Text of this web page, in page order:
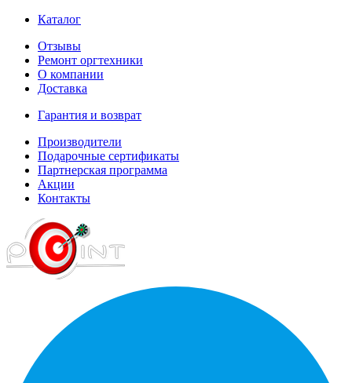
Каталог
Отзывы
Ремонт оргтехники
О компании
Доставка
Гарантия и возврат
Производители
Подарочные сертификаты
Партнерская программа
Акции
Контакты